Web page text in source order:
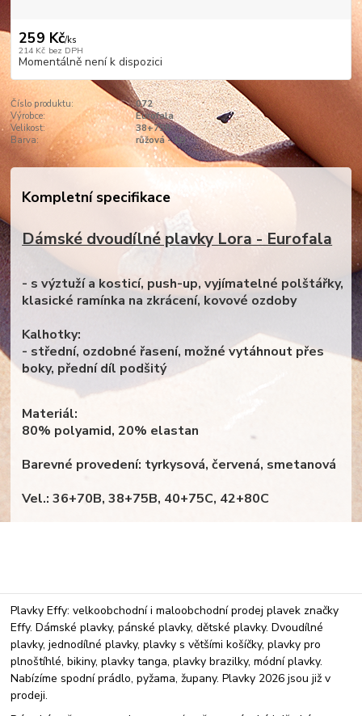
259 Kč/ks
214 Kč bez DPH
Momentálně není k dispozici
Číslo produktu:
072
Výrobce:
Eurofala
Velikost:
38+75B
Barva:
růžová - 1B
Kompletní specifikace
Dámské dvoudílné plavky Lora - Eurofala
- s výztuží a kosticí, push-up, vyjímatelné polštářky,
klasické ramínka na zkrácení, kovové ozdoby
Kalhotky:
- střední, ozdobné řasení, možné vytáhnout přes
boky, přední díl podšitý
Materiál:
80% polyamid, 20% elastan
Barevné provedení: tyrkysová, červená, smetanová
Vel.: 36+70B, 38+75B, 40+75C, 42+80C
Plavky Effy: velkoobchodní i maloobchodní prodej plavek značky
Effy. Dámské plavky, pánské plavky, dětské plavky. Dvoudílné
plavky, jednodílné plavky, plavky s většími košíčky, plavky pro
plnoštíhlé, bikiny, plavky tanga, plavky brazilky, módní plavky.
Nabízíme spodní prádlo, pyžama, župany. Plavky 2026 jsou již v
prodeji.